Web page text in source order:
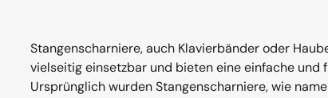
Stangenscharniere, auch Klavierbänder oder
vielseitig einsetzbar und bieten eine einfache und
Ursprünglich wurden Stangenscharniere, wie